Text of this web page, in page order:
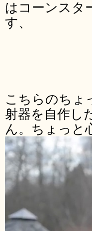
はコーンスタ
す、
こちらのちょ
射器を自作し
ん。ちょっ